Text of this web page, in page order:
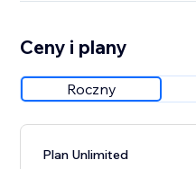
Ceny i plany
Roczny
Plan Unlimited